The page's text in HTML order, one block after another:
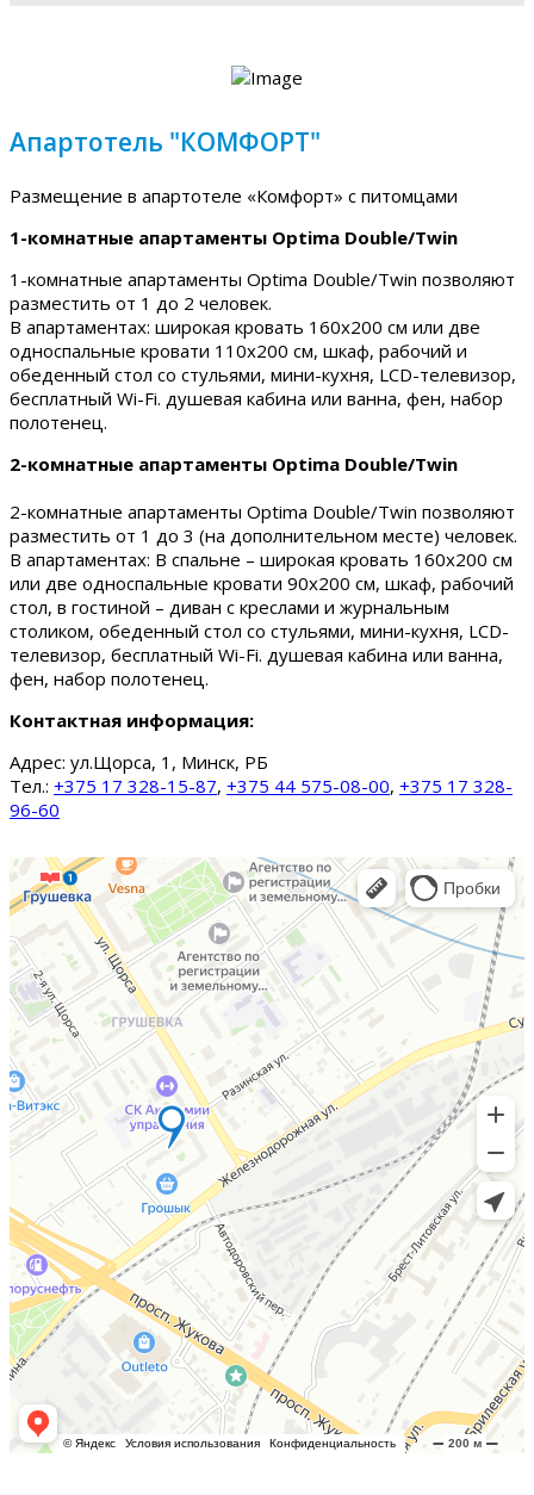
Апартотель "КОМФОРТ"
Размещение в апартотеле «Комфорт» с питомцами
1-комнатные апартаменты Optima Double/Twin
1-комнатные апартаменты Optima Double/Twin позволяют
разместить от 1 до 2 человек.
В апартаментах: широкая кровать 160х200 см или две
односпальные кровати 110х200 см, шкаф, рабочий и
обеденный стол со стульями, мини-кухня, LCD-телевизор,
бесплатный Wi-Fi. душевая кабина или ванна, фен, набор
полотенец.
2-комнатные апартаменты Optima Double/Twin
2-комнатные апартаменты Optima Double/Twin позволяют
разместить от 1 до 3 (на дополнительном месте) человек.
В апартаментах: В спальне – широкая кровать 160х200 см
или две односпальные кровати 90х200 см, шкаф, рабочий
стол, в гостиной – диван с креслами и журнальным
столиком, обеденный стол со стульями, мини-кухня, LCD-
телевизор, бесплатный Wi-Fi. душевая кабина или ванна,
фен, набор полотенец.
Контактная информация:
Адрес: ул.Щорса, 1, Минск, РБ
Тел.: +375 17 328-15-87, +375 44 575-08-00, +375 17 328-
96-60